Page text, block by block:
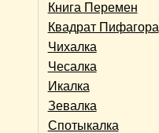
Книга Перемен
Квадрат Пифагора
Чихалка
Чесалка
Икалка
Зевалка
Спотыкалка